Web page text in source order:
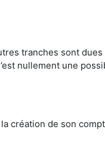
tranches sont
nullement une
création de son